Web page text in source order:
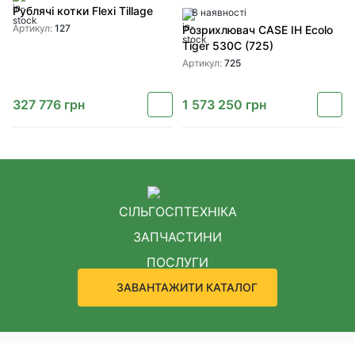
Рублячі котки Flexi Tillage
Артикул: 127
327 776 грн
В наявності
Розрихлювач CASE IH Ecolo
Tiger 530C (725)
Артикул: 725
1 573 250 грн
СІЛЬГОСПТЕХНІКА
ЗАПЧАСТИНИ
ПОСЛУГИ
ЗАВАНТАЖИТИ КАТАЛОГ